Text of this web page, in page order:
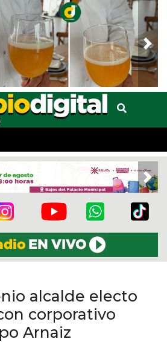
Ayuntamiento de Veracruz el
del Parque Miguel Ángel de
alcalde electo
corporativo
Arnaiz